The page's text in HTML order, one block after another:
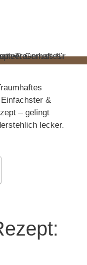
&
– gelingt
lecker.